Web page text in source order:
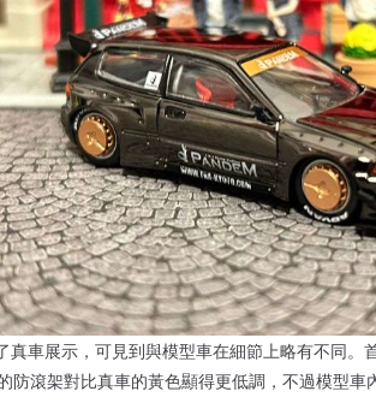
真車展示，可見到與模型車在細節上略有不同
防滾架對比真車的黃色顯得更低調，不過模型車